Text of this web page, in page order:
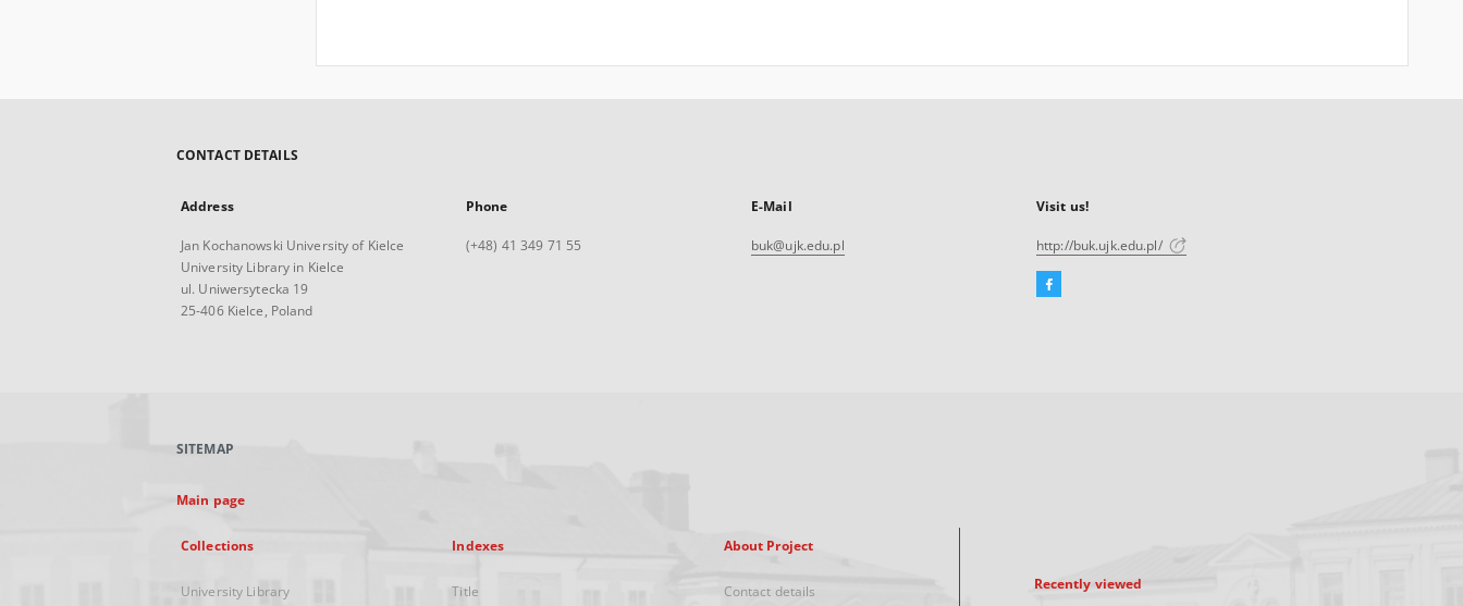
CONTACT DETAILS
Address
Jan Kochanowski University of Kielce
University Library in Kielce
ul. Uniwersytecka 19
25-406 Kielce, Poland
Phone
(+48) 41 349 71 55
E-Mail
buk@ujk.edu.pl
Visit us!
http://buk.ujk.edu.pl/
Facebook
SITEMAP
Main page
Collections
University Library
Indexes
Title
About Project
Contact details Recently viewed